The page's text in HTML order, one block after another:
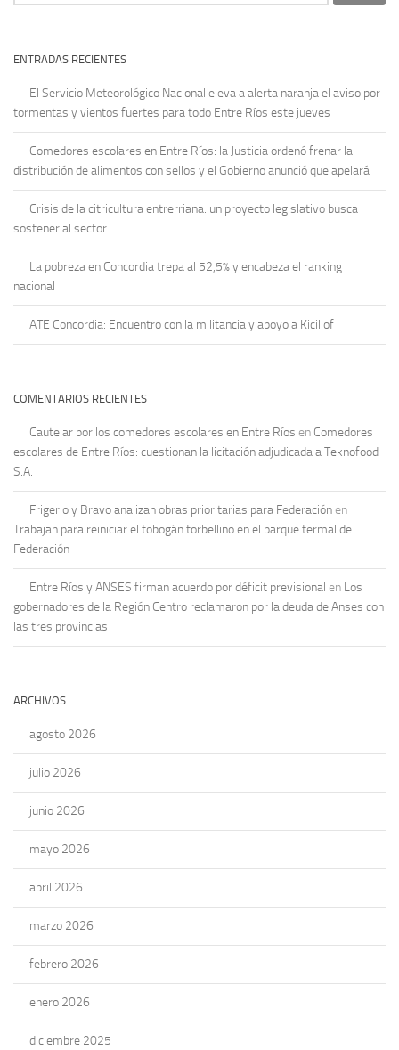
ENTRADAS RECIENTES
El Servicio Meteorológico Nacional eleva a alerta naranja el aviso por
tormentas y vientos fuertes para todo Entre Ríos este jueves
Comedores escolares en Entre Ríos: la Justicia ordenó frenar la
distribución de alimentos con sellos y el Gobierno anunció que apelará
Crisis de la citricultura entrerriana: un proyecto legislativo busca
sostener al sector
La pobreza en Concordia trepa al 52,5% y encabeza el ranking
nacional
ATE Concordia: Encuentro con la militancia y apoyo a Kicillof
COMENTARIOS RECIENTES
Cautelar por los comedores escolares en Entre Ríos en Comedores
escolares de Entre Ríos: cuestionan la licitación adjudicada a Teknofood
S.A.
Frigerio y Bravo analizan obras prioritarias para Federación en
Trabajan para reiniciar el tobogán torbellino en el parque termal de
Federación
Entre Ríos y ANSES firman acuerdo por déficit previsional en Los
gobernadores de la Región Centro reclamaron por la deuda de Anses con
las tres provincias
ARCHIVOS
agosto 2026
julio 2026
junio 2026
mayo 2026
abril 2026
marzo 2026
febrero 2026
enero 2026
diciembre 2025